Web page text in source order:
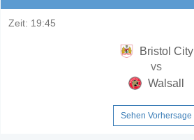
Zeit: 19:45
Bristol City
vs
Walsall
Sehen Vorhersage